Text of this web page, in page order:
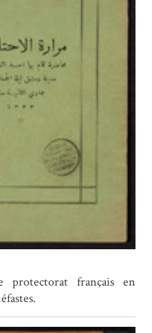
protectorat français en